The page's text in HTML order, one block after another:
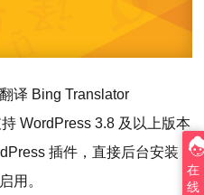
译 Bing Translator
WordPress 3.8 及以上版本
插件，直接后台安装
用。
在
线